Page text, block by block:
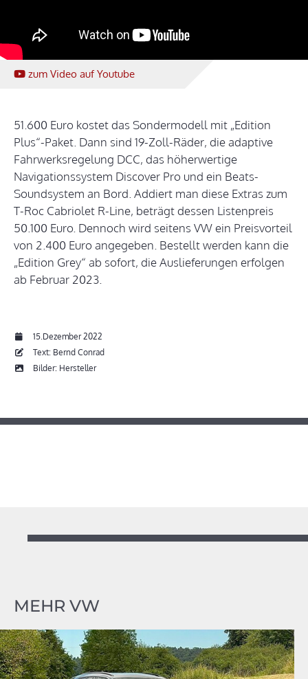
zum Video auf Youtube
51.600 Euro kostet das Sondermodell mit „Edition
Plus“-Paket. Dann sind 19-Zoll-Räder, die adaptive
Fahrwerksregelung DCC, das höherwertige
Navigationssystem Discover Pro und ein Beats-
Soundsystem an Bord. Addiert man diese Extras zum
T-Roc Cabriolet R-Line, beträgt dessen Listenpreis
50.100 Euro. Dennoch wird seitens VW ein Preisvorteil
von 2.400 Euro angegeben. Bestellt werden kann die
„Edition Grey“ ab sofort, die Auslieferungen erfolgen
ab Februar 2023.
15.Dezember 2022
Text: Bernd Conrad
Bilder: Hersteller
MEHR VW